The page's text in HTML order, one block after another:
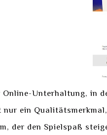
Online-Unterhaltung, in
ein
der den Spielspaß